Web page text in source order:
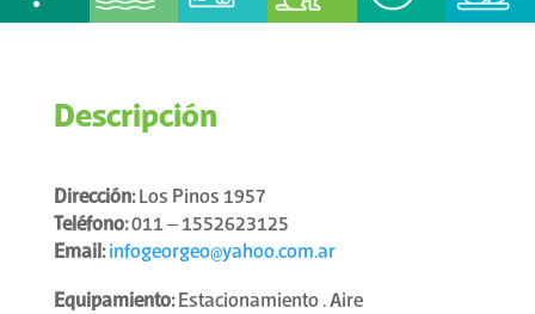
Descripción
Dirección: Los Pinos 1957
Teléfono:011 – 1552623125
Email: infogeorgeo@yahoo.com.ar
Equipamiento: Estacionamiento . Aire